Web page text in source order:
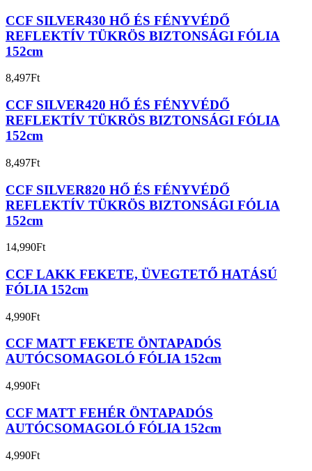
CCF SILVER430 HŐ ÉS FÉNYVÉDŐ
REFLEKTÍV TÜKRÖS BIZTONSÁGI FÓLIA
152cm
8,497Ft
CCF SILVER420 HŐ ÉS FÉNYVÉDŐ
REFLEKTÍV TÜKRÖS BIZTONSÁGI FÓLIA
152cm
8,497Ft
CCF SILVER820 HŐ ÉS FÉNYVÉDŐ
REFLEKTÍV TÜKRÖS BIZTONSÁGI FÓLIA
152cm
14,990Ft
CCF LAKK FEKETE, ÜVEGTETŐ HATÁSÚ
FÓLIA 152cm
4,990Ft
CCF MATT FEKETE ÖNTAPADÓS
AUTÓCSOMAGOLÓ FÓLIA 152cm
4,990Ft
CCF MATT FEHÉR ÖNTAPADÓS
AUTÓCSOMAGOLÓ FÓLIA 152cm
4,990Ft